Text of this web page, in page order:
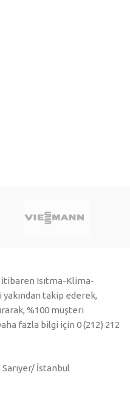
itibaren Isıtma-Klima-
takip ederek,
%100 müşteri
fazla bilgi için 0 (212) 212
Sarıyer/ İstanbul